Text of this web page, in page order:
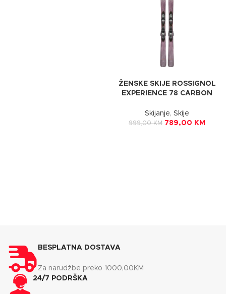
ŽENSKE SKIJE ROSSIGNOL
EXPERIENCE 78 CARBON
Skijanje, Skije
999,00KM 789,00 KM
BESPLATNA DOSTAVA
Za narudžbe preko 1000,00KM
24/7 PODRŠKA